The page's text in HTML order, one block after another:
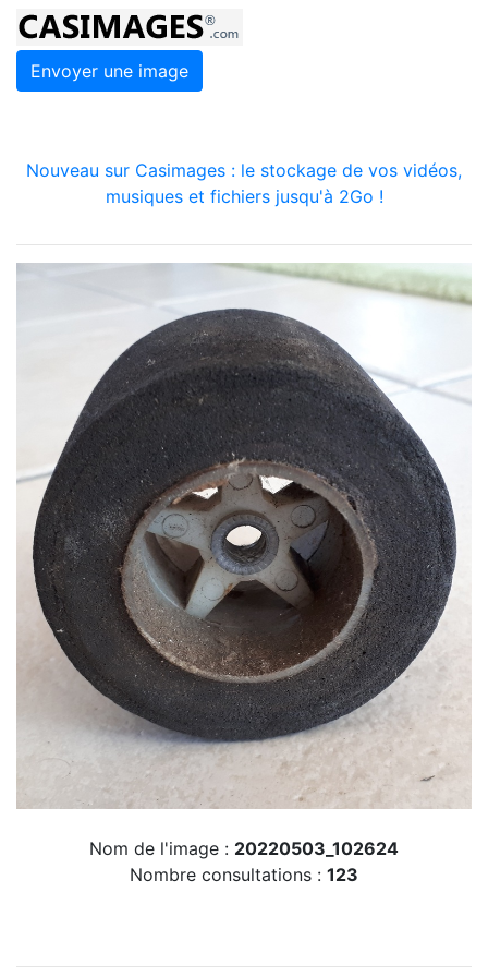
Envoyer une image
Nouveau sur Casimages : le stockage de vos vidéos,
musiques et fichiers jusqu'à 2Go !
Nom de l'image : 20220503_102624
Nombre consultations : 123